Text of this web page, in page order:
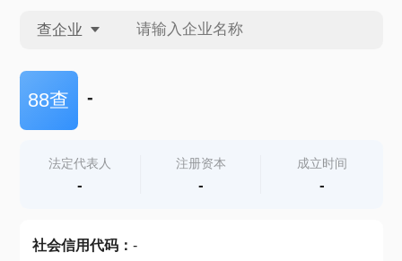
查企业
查企业
查产地
88查 -
法定代表人
-
注册资本
-
成立时间
-
社会信用代码： -